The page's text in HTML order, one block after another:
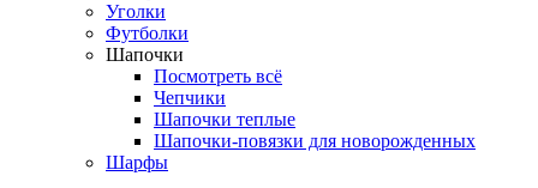
Уголки
Футболки
Шапочки
Посмотреть всё
Чепчики
Шапочки теплые
Шапочки-повязки для новорожденных
Шарфы